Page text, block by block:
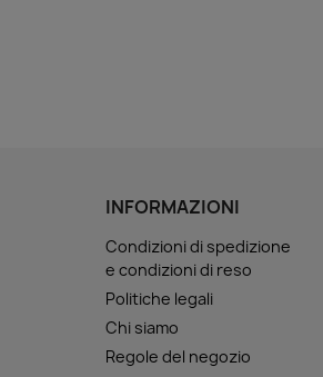
INFORMAZIONI
Condizioni di spedizione
e condizioni di reso
Politiche legali
Chi siamo
Regole del negozio